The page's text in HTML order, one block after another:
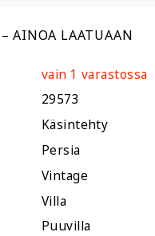
AINOA LAATUAAN
vain 1 varastossa
29573
Käsintehty
Persia
Vintage
Villa
Puuvilla